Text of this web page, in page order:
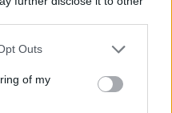
Outs
of my